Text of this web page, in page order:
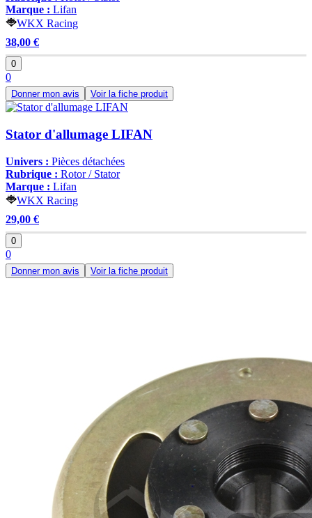
Marque : Lifan
WKX Racing
38,00 €
0
0
Donner mon avis Voir la fiche produit
Stator d'allumage LIFAN
Univers : Pièces détachées
Rubrique : Rotor / Stator
Marque : Lifan
WKX Racing
29,00 €
0
0
Donner mon avis Voir la fiche produit